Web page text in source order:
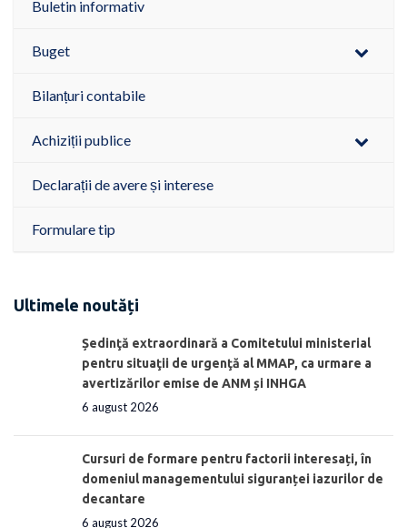
Buletin informativ
Buget
Bilanțuri contabile
Achiziții publice
Declarații de avere și interese
Formulare tip
Ultimele noutăți
Ședinţă extraordinară a Comitetului ministerial
pentru situaţii de urgenţă al MMAP, ca urmare a
avertizărilor emise de ANM și INHGA
6 august 2026
Cursuri de formare pentru factorii interesați, în
domeniul managementului siguranței iazurilor de
decantare
6 august 2026